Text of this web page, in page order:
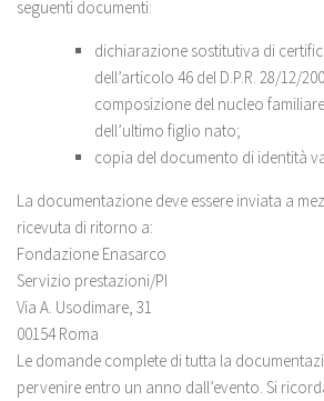
seguenti documenti:
dichiarazione sostitutiva di
dell’articolo 46 del D.P.R. 28/12/
composizione del nucleo
dell’ultimo figlio nato;
copia del documento di identità
La documentazione deve essere inviata a
ricevuta di ritorno a:
Fondazione Enasarco
Servizio prestazioni/PI
Via A. Usodimare, 31
00154 Roma
Le domande complete di tutta la
pervenire entro un anno dall’evento. Si